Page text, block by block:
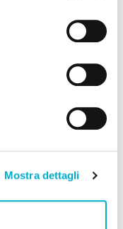
“mostra dettagli”
accettare o
in ogni momento.
Mostra dettagli